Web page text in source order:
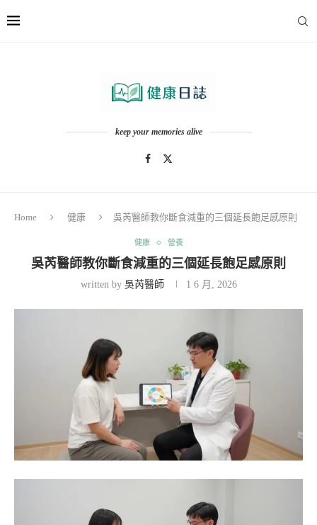
keep your memories alive
Home 健康 吳芮醫師教你斷食減重的三個延長飽足感原則
健康 營養
吳芮醫師教你斷食減重的三個延長飽足感原則
written by 吳芮醫師 1 6 月, 2026